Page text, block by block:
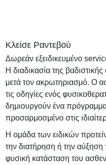
Κλείσε Ραντεβού
Δωρεάν εξειδικευμένο
Η διαδικασία της
μετά τον ακρωτηριασμό. Ο
τις οδηγίες ενός
δημιουργούν ένα
προσαρμοσμένο στις
Η ομάδα των ειδικών
την διατήρηση ή την
φυσική κατάσταση του